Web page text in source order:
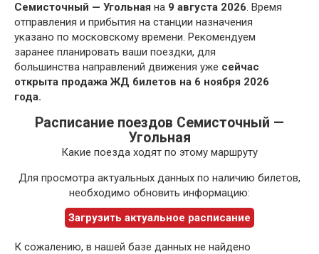
Семисточный — Угольная на 9 августа 2026. Время
отправления и прибытия на станции назначения
указано по московскому времени. Рекомендуем
заранее планировать ваши поездки, для
большинства направлений движения уже сейчас
открыта продажа ЖД билетов на 6 ноября 2026
года.
Расписание поездов Семисточный —
Угольная
Какие поезда ходят по этому маршруту
Для просмотра актуальных данных по наличию билетов,
необходимо обновить информацию:
Загрузить актуальное расписание
К сожалению, в нашей базе данных не найдено